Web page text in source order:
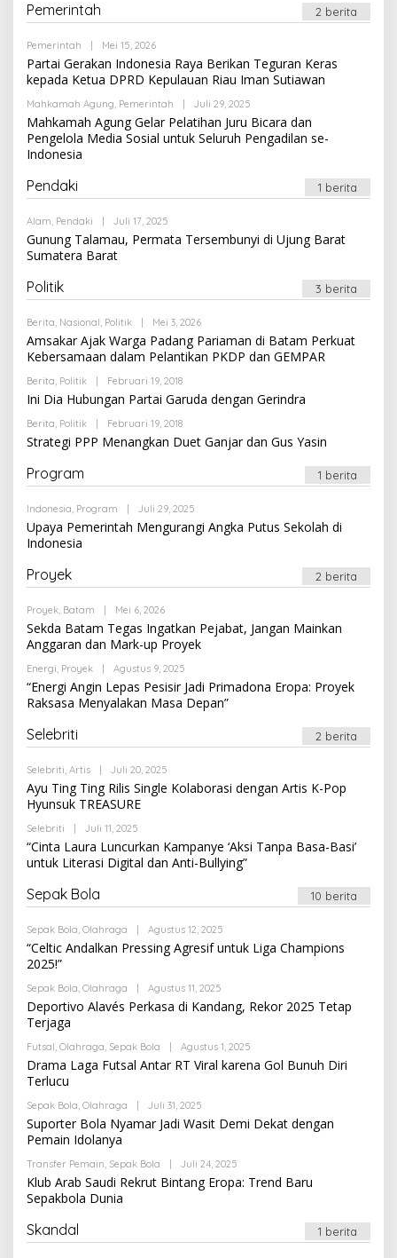
Pemerintah 2 berita
Pemerintah Mei 15, 2026Oleh
Newssportsaz_0q4zf1
Partai Gerakan Indonesia Raya Berikan Teguran Keras
kepada Ketua DPRD Kepulauan Riau Iman Sutiawan
Mahkamah Agung, Pemerintah Juli 29, 2025
Newssportsaz_0q4zf1
Mahkamah Agung Gelar Pelatihan Juru Bicara dan
Pengelola Media Sosial untuk Seluruh Pengadilan se-
Indonesia
Pendaki 1 berita
Alam, Pendaki Juli 17, 2025
Newssportsaz_0q4zf1
Gunung Talamau, Permata Tersembunyi di Ujung Barat
Sumatera Barat
Politik 3 berita
Berita, Nasional, Politik Mei 3, 2026Oleh
Newssportsaz_0q4zf1
Amsakar Ajak Warga Padang Pariaman di Batam Perkuat
Kebersamaan dalam Pelantikan PKDP dan GEMPAR
Berita, Politik Februari 19, 2018Oleh
Newssportsaz_0q4zf1
Ini Dia Hubungan Partai Garuda dengan Gerindra
Berita, Politik Februari 19, 2018Oleh
Newssportsaz_0q4zf1
Strategi PPP Menangkan Duet Ganjar dan Gus Yasin
Program 1 berita
Indonesia, Program Juli 29, 2025
Newssportsaz_0q4zf1
Upaya Pemerintah Mengurangi Angka Putus Sekolah di
Indonesia
Proyek 2 berita
Proyek, Batam Mei 6, 2026Oleh
Newssportsaz_0q4zf1
Sekda Batam Tegas Ingatkan Pejabat, Jangan Mainkan
Anggaran dan Mark-up Proyek
Energi, Proyek Agustus 9, 2025
Newssportsaz_0q4zf1
“Energi Angin Lepas Pesisir Jadi Primadona Eropa: Proyek
Raksasa Menyalakan Masa Depan”
Selebriti 2 berita
Selebriti, Artis Juli 20, 2025
Newssportsaz_0q4zf1
Ayu Ting Ting Rilis Single Kolaborasi dengan Artis K-Pop
Hyunsuk TREASURE
Selebriti Juli 11, 2025
Newssportsaz_0q4zf1
“Cinta Laura Luncurkan Kampanye ‘Aksi Tanpa Basa-Basi’
untuk Literasi Digital dan Anti-Bullying”
Sepak Bola 10 berita
Sepak Bola, Olahraga Agustus 12, 2025
Newssportsaz_0q4zf1
“Celtic Andalkan Pressing Agresif untuk Liga Champions
2025!”
Sepak Bola, Olahraga Agustus 11, 2025
Newssportsaz_0q4zf1
Deportivo Alavés Perkasa di Kandang, Rekor 2025 Tetap
Terjaga
Futsal, Olahraga, Sepak Bola Agustus 1, 2025
Newssportsaz_0q4zf1
Drama Laga Futsal Antar RT Viral karena Gol Bunuh Diri
Terlucu
Sepak Bola, Olahraga Juli 31, 2025
Newssportsaz_0q4zf1
Suporter Bola Nyamar Jadi Wasit Demi Dekat dengan
Pemain Idolanya
Transfer Pemain, Sepak Bola Juli 24, 2025
Newssportsaz_0q4zf1
Klub Arab Saudi Rekrut Bintang Eropa: Trend Baru
Sepakbola Dunia
Skandal 1 berita